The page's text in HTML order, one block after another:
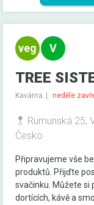
TREE
Kavárna neděle
Rumunská 25,
Česko
Připravujeme vše
produktů. Přijďte
svačinku. Můžete si
dortících, kávě a